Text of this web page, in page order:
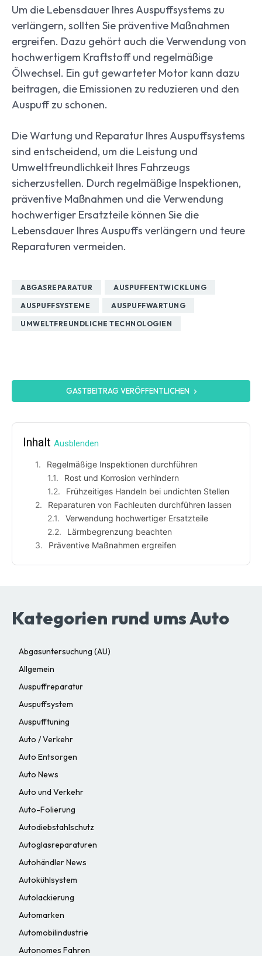
Um die Lebensdauer Ihres Auspuffsystems zu
verlängern, sollten Sie präventive Maßnahmen
ergreifen. Dazu gehört auch die Verwendung von
hochwertigem Kraftstoff und regelmäßige
Ölwechsel. Ein gut gewarteter Motor kann dazu
beitragen, die Emissionen zu reduzieren und den
Auspuff zu schonen.
Die Wartung und Reparatur Ihres Auspuffsystems
sind entscheidend, um die Leistung und
Umweltfreundlichkeit Ihres Fahrzeugs
sicherzustellen. Durch regelmäßige Inspektionen,
präventive Maßnahmen und die Verwendung
hochwertiger Ersatzteile können Sie die
Lebensdauer Ihres Auspuffs verlängern und teure
Reparaturen vermeiden.
ABGASREPARATUR AUSPUFFENTWICKLUNG
AUSPUFFSYSTEME AUSPUFFWARTUNG
UMWELTFREUNDLICHE TECHNOLOGIEN
GASTBEITRAG VERÖFFENTLICHEN
Inhalt Ausblenden
Regelmäßige Inspektionen durchführen
Rost und Korrosion verhindern
Frühzeitiges Handeln bei undichten Stellen
Reparaturen von Fachleuten durchführen lassen
Verwendung hochwertiger Ersatzteile
Lärmbegrenzung beachten
Präventive Maßnahmen ergreifen
Kategorien rund ums Auto
Abgasuntersuchung (AU)
Allgemein
Auspuffreparatur
Auspuffsystem
Auspufftuning
Auto / Verkehr
Auto Entsorgen
Auto News
Auto und Verkehr
Auto-Folierung
Autodiebstahlschutz
Autoglasreparaturen
Autohändler News
Autokühlsystem
Autolackierung
Automarken
Automobilindustrie
Autonomes Fahren